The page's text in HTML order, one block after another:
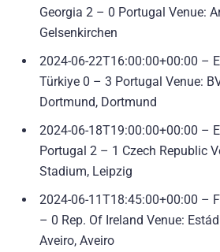
Georgia 2 – 0 Portugal Venue:
Gelsenkirchen
2024-06-22T16:00:00+00:00 –
Türkiye 0 – 3 Portugal Venue:
Dortmund, Dortmund
2024-06-18T19:00:00+00:00 –
Portugal 2 – 1 Czech Republic
Stadium, Leipzig
2024-06-11T18:45:00+00:00 –
– 0 Rep. Of Ireland Venue:
Aveiro, Aveiro